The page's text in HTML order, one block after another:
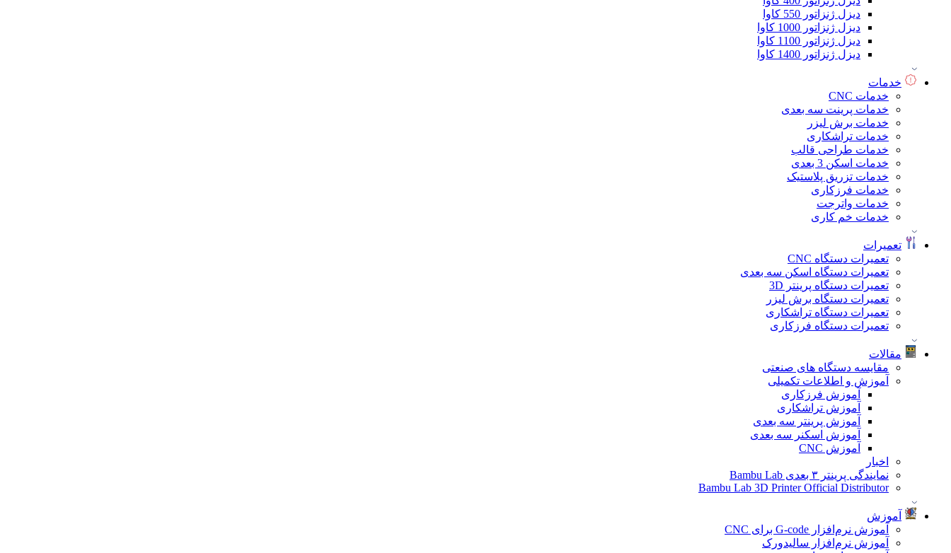
دیزل ژنزاتور 550 کاوا
دیزل ژنزاتور 1000 کاوا
دیزل ژنزاتور 1100 کاوا
دیزل ژنزاتور 1400 کاوا
خدمات
خدمات CNC
خدمات پرینت سه بعدی
خدمات برش لیزر
خدمات تراشکاری
خدمات طراحی قالب
خدمات اسکن 3 بعدی
خدمات تزریق پلاستیک
خدمات فرزکاری
خدمات واترجت
خدمات خم کاری
تعمیرات
تعمیرات دستگاه CNC
تعمیرات دستگاه اسکن سه بعدی
تعمیرات دستگاه پرینتر 3D
تعمیرات دستگاه برش لیزر
تعمیرات دستگاه تراشکاری
تعمیرات دستگاه فرزکاری
مقالات
مقایسه دستگاه های صنعتی
آموزش و اطلاعات تکمیلی
آموزش فرزکاری
آموزش تراشکاری
آموزش پرینتر سه بعدی
آموزش اسکنر سه بعدی
آموزش CNC
اخبار
نمایندگی پرینتر ۳ بعدی Bambu Lab
Bambu Lab 3D Printer Official Distributor
آموزش
آموزش نرم‌افزار G-code برای CNC
آموزش نرم‌افزار سالیدورک